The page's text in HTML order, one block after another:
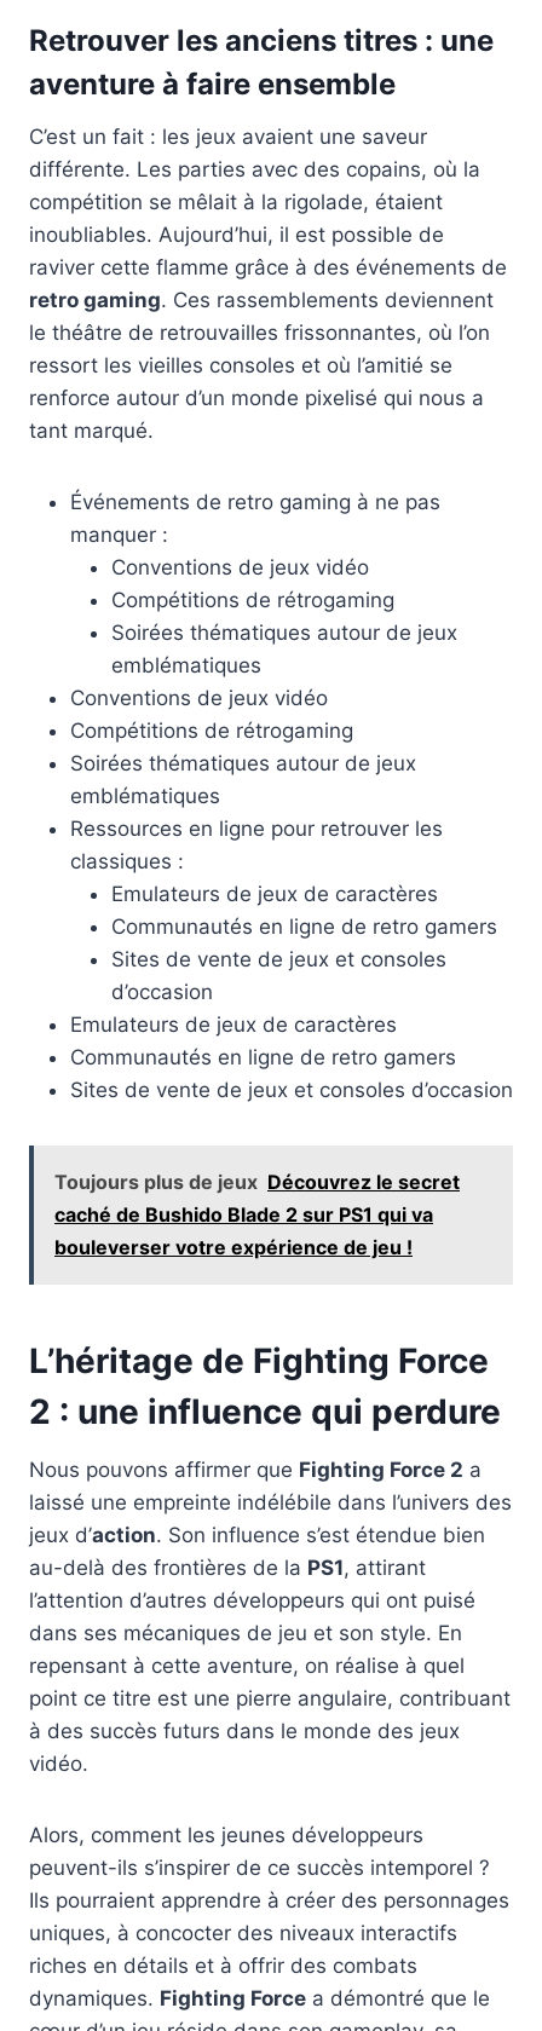
Retrouver les anciens titres : une
aventure à faire ensemble
C’est un fait : les jeux avaient une saveur
différente. Les parties avec des copains, où la
compétition se mêlait à la rigolade, étaient
inoubliables. Aujourd’hui, il est possible de
raviver cette flamme grâce à des événements de
retro gaming. Ces rassemblements deviennent
le théâtre de retrouvailles frissonnantes, où l’on
ressort les vieilles consoles et où l’amitié se
renforce autour d’un monde pixelisé qui nous a
tant marqué.
Événements de retro gaming à ne pas
manquer :
Conventions de jeux vidéo
Compétitions de rétrogaming
Soirées thématiques autour de jeux
emblématiques
Conventions de jeux vidéo
Compétitions de rétrogaming
Soirées thématiques autour de jeux
emblématiques
Ressources en ligne pour retrouver les
classiques :
Emulateurs de jeux de caractères
Communautés en ligne de retro gamers
Sites de vente de jeux et consoles
d’occasion
Emulateurs de jeux de caractères
Communautés en ligne de retro gamers
Sites de vente de jeux et consoles d’occasion
Toujours plus de jeux Découvrez le secret
caché de Bushido Blade 2 sur PS1 qui va
bouleverser votre expérience de jeu !
L’héritage de Fighting Force
2 : une influence qui perdure
Nous pouvons affirmer que Fighting Force 2 a
laissé une empreinte indélébile dans l’univers des
jeux d’action. Son influence s’est étendue bien
au-delà des frontières de la PS1, attirant
l’attention d’autres développeurs qui ont puisé
dans ses mécaniques de jeu et son style. En
repensant à cette aventure, on réalise à quel
point ce titre est une pierre angulaire, contribuant
à des succès futurs dans le monde des jeux
vidéo.
Alors, comment les jeunes développeurs
peuvent-ils s’inspirer de ce succès intemporel ?
Ils pourraient apprendre à créer des personnages
uniques, à concocter des niveaux interactifs
riches en détails et à offrir des combats
dynamiques. Fighting Force a démontré que le